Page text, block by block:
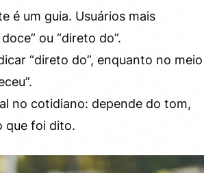
é um guia. Usuários mais
ou “direto do”.
“direto do”, enquanto no meio
no cotidiano: depende do tom,
que foi dito.